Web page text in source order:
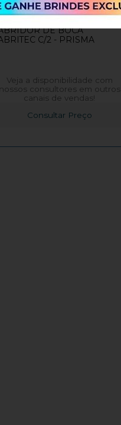
DE BOCA
C/2 - PRISMA
Veja a disponibilidade com
nossos consultores em outros
canais de vendas!
Consultar Preço